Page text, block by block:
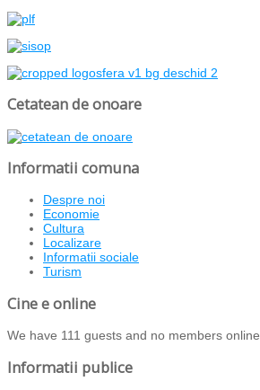
Cetatean de onoare
Informatii comuna
Despre noi
Economie
Cultura
Localizare
Informatii sociale
Turism
Cine e online
We have 111 guests and no members online
Informatii publice